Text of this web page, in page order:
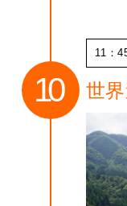
11：
世